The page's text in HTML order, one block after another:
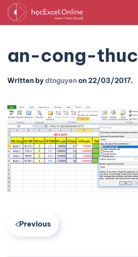
an-cong-thuc
Written bydtnguyenon22/03/2017.
Previous